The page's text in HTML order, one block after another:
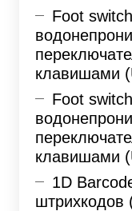
Foot
клавишами
Foot
клавишами
1D
штрихкодов